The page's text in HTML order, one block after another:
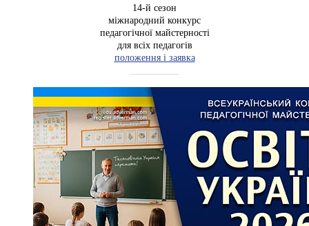
14-й сезон
міжнародний конкурс
педагогічної майстерності
для всіх педагогів
положення і заявка